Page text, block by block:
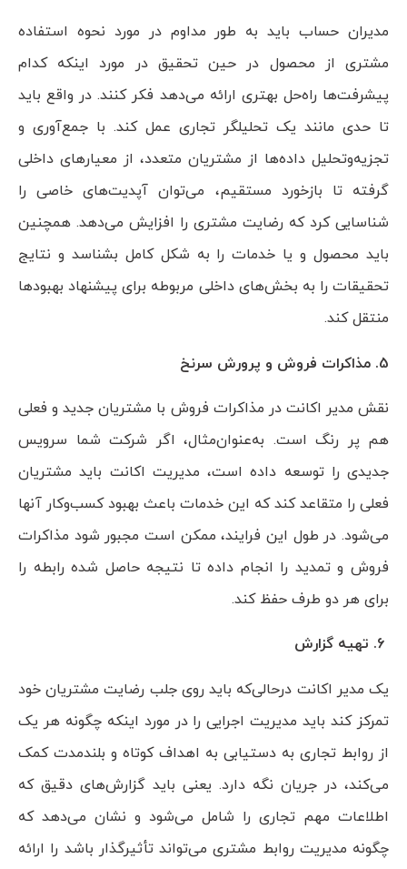
مدیران حساب باید به طور مداوم در مورد نحوه استفاده
مشتری از محصول در حین تحقیق در مورد اینکه کدام
پیشرفت‌ها راه‌حل بهتری ارائه می‌دهد فکر کنند. در واقع باید
تا حدی مانند یک تحلیلگر تجاری عمل کند. با جمع‌آوری و
تجزیه‌وتحلیل داده‌ها از مشتریان متعدد، از معیارهای داخلی
گرفته تا بازخورد مستقیم، می‌توان آپدیت‌های خاصی را
شناسایی کرد که رضایت مشتری را افزایش می‌دهد. همچنین
باید محصول و یا خدمات را به شکل کامل بشناسد و نتایج
تحقیقات را به بخش‌های داخلی مربوطه برای پیشنهاد بهبودها
منتقل کند.
5. مذاکرات فروش و پرورش سرنخ
نقش مدیر اکانت در مذاکرات فروش با مشتریان جدید و فعلی
هم پر رنگ است. به‌عنوان‌مثال، اگر شرکت شما سرویس
جدیدی را توسعه داده است، مدیریت اکانت باید مشتریان
فعلی را متقاعد کند که این خدمات باعث بهبود کسب‌وکار آنها
می‌شود. در طول این فرایند، ممکن است مجبور شود مذاکرات
فروش و تمدید را انجام داده تا نتیجه حاصل شده رابطه را
برای هر دو طرف حفظ کند.
یک مدیر اکانت درحالی‌که باید روی جلب رضایت مشتریان خود
تمرکز کند باید مدیریت اجرایی را در مورد اینکه چگونه هر یک
از روابط تجاری به دستیابی به اهداف کوتاه و بلندمدت کمک
می‌کند، در جریان نگه دارد. یعنی باید گزارش‌های دقیق که
اطلاعات مهم تجاری را شامل می‌شود و نشان می‌دهد که
چگونه مدیریت روابط مشتری می‌تواند تأثیرگذار باشد را ارائه